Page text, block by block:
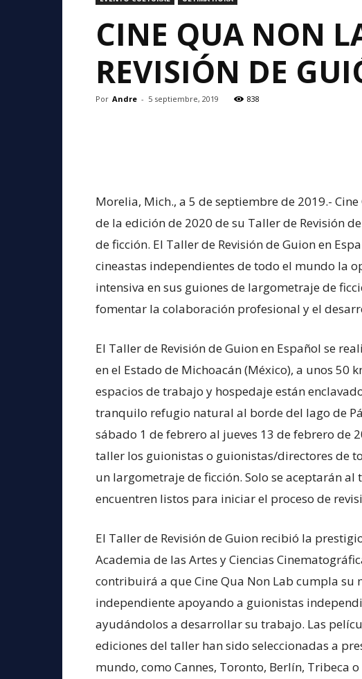
CINE QUA NON
REVISIÓN DE
Por Andre - 5 septiembre, 2019 838
Morelia, Mich., a 5 de septiembre de 2019.-
de la edición de 2020 de su Taller de Revisión
de ficción. El Taller de Revisión de Guion en
cineastas independientes de todo el mundo la
intensiva en sus guiones de largometraje de
fomentar la colaboración profesional y el
El Taller de Revisión de Guion en Español se
en el Estado de Michoacán (México), a unos 50
espacios de trabajo y hospedaje están
tranquilo refugio natural al borde del lago de
sábado 1 de febrero al jueves 13 de febrero de
taller los guionistas o guionistas/directores de
un largometraje de ficción. Solo se aceptarán
encuentren listos para iniciar el proceso de
El Taller de Revisión de Guion recibió la
Academia de las Artes y Ciencias
contribuirá a que Cine Qua Non Lab cumpla su
independiente apoyando a guionistas
ayudándolos a desarrollar su trabajo. Las
ediciones del taller han sido seleccionadas a
mundo, como Cannes, Toronto, Berlín, Tribeca